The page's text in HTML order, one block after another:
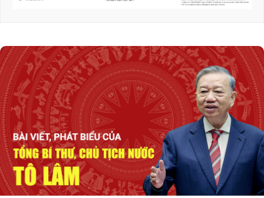
Chuyển biến mạnh trong tư duy, nhận thức về
đối ngoại Đảng và đối ngoại nhân dân
Tổng Bí thư, Chủ tịch nước Tô Lâm: Xây dựng
Điều lệ Đảng khoa học, dễ thực hiện và có sức
sống lâu dài
Hai Phó Thủ tướng chủ trì rà soát đầu tư,